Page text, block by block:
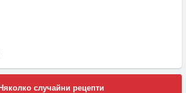
случайни рецепти